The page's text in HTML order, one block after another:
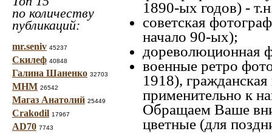
по количеству
публикаций:
mr.seniv 45237
Скилеф 40848
Галина Шаненко 32703
МНМ 26542
Магаз Анатолий 25449
Crakodil 17967
AD70 7743
1890-ых годов) -
советская
начало 90-ых);
дореволюционная
военные ретро
1918),
применительно к
Обращаем Ваше
цветные (для